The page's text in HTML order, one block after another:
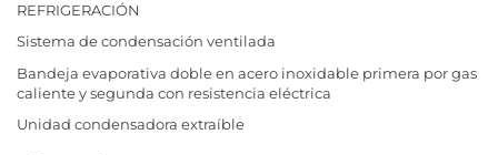
REFRIGERACIÓN
Sistema de condensación ventilada
Bandeja evaporativa doble en acero inoxidable primera por gas
caliente y segunda con resistencia eléctrica
Unidad condensadora extraíble